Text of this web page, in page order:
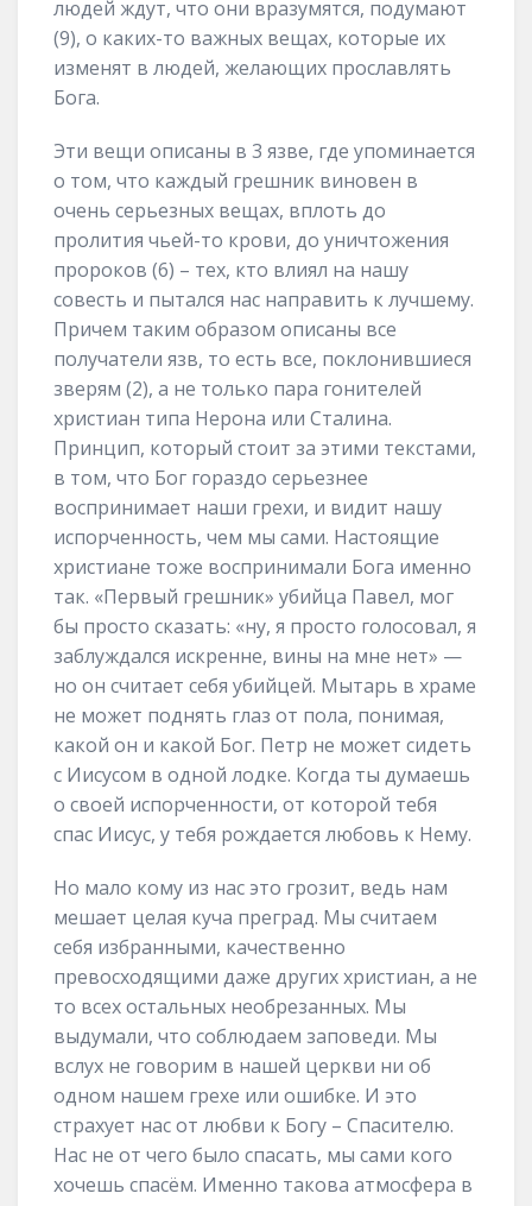
людей ждут, что они вразумятся, подумают
(9), о каких-то важных вещах, которые их
изменят в людей, желающих прославлять
Бога.
Эти вещи описаны в 3 язве, где упоминается
о том, что каждый грешник виновен в
очень серьезных вещах, вплоть до
пролития чьей-то крови, до уничтожения
пророков (6) – тех, кто влиял на нашу
совесть и пытался нас направить к лучшему.
Причем таким образом описаны все
получатели язв, то есть все, поклонившиеся
зверям (2), а не только пара гонителей
христиан типа Нерона или Сталина.
Принцип, который стоит за этими текстами,
в том, что Бог гораздо серьезнее
воспринимает наши грехи, и видит нашу
испорченность, чем мы сами. Настоящие
христиане тоже воспринимали Бога именно
так. «Первый грешник» убийца Павел, мог
бы просто сказать: «ну, я просто голосовал, я
заблуждался искренне, вины на мне нет» —
но он считает себя убийцей. Мытарь в храме
не может поднять глаз от пола, понимая,
какой он и какой Бог. Петр не может сидеть
с Иисусом в одной лодке. Когда ты думаешь
о своей испорченности, от которой тебя
спас Иисус, у тебя рождается любовь к Нему.
Но мало кому из нас это грозит, ведь нам
мешает целая куча преград. Мы считаем
себя избранными, качественно
превосходящими даже других христиан, а не
то всех остальных необрезанных. Мы
выдумали, что соблюдаем заповеди. Мы
вслух не говорим в нашей церкви ни об
одном нашем грехе или ошибке. И это
страхует нас от любви к Богу – Спасителю.
Нас не от чего было спасать, мы сами кого
хочешь спасём. Именно такова атмосфера в